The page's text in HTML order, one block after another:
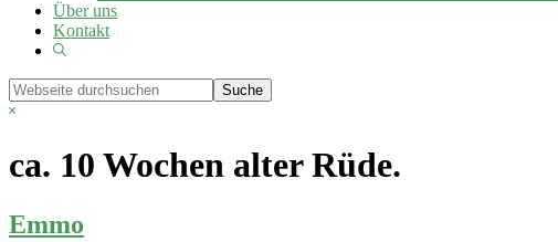
Über uns
Kontakt
Show
Webseite
durchsuchen
Hide
ca. 10 Wochen alter Rüde.
Emmo